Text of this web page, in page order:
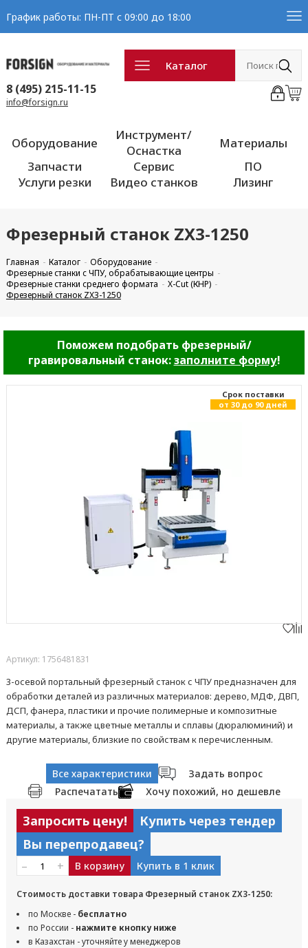
График работы: ПН-ПТ с 09:00 до 18:00
Каталог
8 (495) 215-11-15
info@forsign.ru
Оборудование
Инструмент/
Оснастка
Материалы
Запчасти
Сервис
ПО
Услуги резки
Видео станков Лизинг
Фрезерный станок ZX3-1250
Главная Каталог
Оборудование
Фрезерные станки с ЧПУ, обрабатывающие центры
Фрезерные станки среднего формата
X-Cut (КНР)
Фрезерный станок ZX3-1250
Поможем подобрать фрезерный/
гравировальный станок:заполните форму!
Cрок поставки
от 30 до 90 дней
Артикул: 1756481831
3-осевой портальный фрезерный станок с ЧПУ предназначен для
обработки деталей из различных материалов: дерево, МДФ, ДВП,
ДСП, фанера, пластики и прочие полимерные и композитные
материалы, а также цветные металлы и сплавы (дюралюминий) и
другие материалы, близкие по свойствам к перечисленным.
Все характеристики
Задать вопрос
Распечатать
Хочу похожий, но дешевле
Запросить цену!
Купить через тендер
Вы перепродавец?
– + В корзину Купить в 1 клик
Стоимость доставки товара Фрезерный станок ZX3-1250:
по Москве - бесплатно
по России - нажмите кнопку ниже
в Казахстан - уточняйте у менеджеров